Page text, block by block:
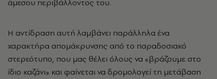
άμεσου περιβάλλοντος του.
Η αντίδραση αυτή λαμβάνει παράλληλα ένα
χαρακτήρα απομάκρυνσης από το παραδοσιακό
στερεότυπο, που μας θέλει όλους να «βράζουμε στο
ίδιο καζάνι» και φαίνεται να δρομολογεί τη μετάβαση